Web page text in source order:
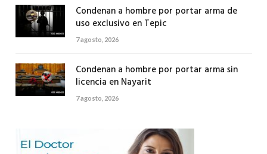
Condenan a hombre por portar arma de
uso exclusivo en Tepic
7 agosto, 2026
Condenan a hombre por portar arma sin
licencia en Nayarit
7 agosto, 2026